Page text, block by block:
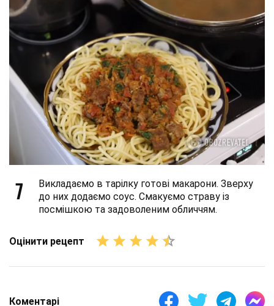
7
Викладаємо в тарілку готові макарони. Зверху
до них додаємо соус. Смакуємо страву із
посмішкою та задоволеним обличчям.
Оцінити рецепт
Коментарі